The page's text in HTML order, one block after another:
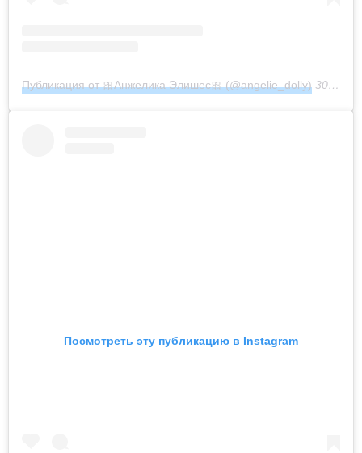
Публикация от 🎀Анжелика Элишес🎀 (@angelie_dolly) 30 Мар 2020 в 11:27 PDT
Посмотреть эту публикацию в Instagram